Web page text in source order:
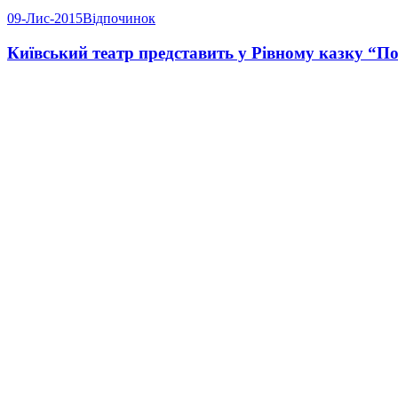
09-Лис-2015Відпочинок
Київський театр представить у Рівному казку